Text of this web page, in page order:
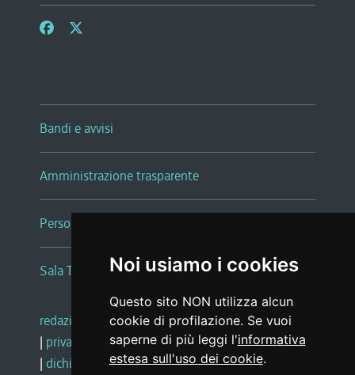
Noi usiamo i cookies
Questo sito NON utilizza alcun
cookie di profilazione. Se vuoi
saperne di più leggi l'informativa
estesa sull'uso dei cookie.
Bandi e avvisi
Amministrazione trasparente
Persone e Uffici
Sala Tiziano Tessitori
redazione web |note legali |glossario
| privacy
social media policy
| dichiarazione di accessibilità |feedback